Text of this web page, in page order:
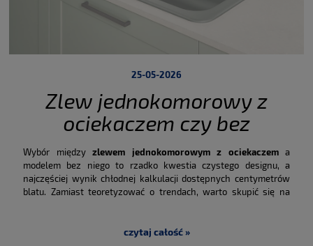
Zlew jednokomorowy z
ociekaczem czy bez
ociekacza – który wybrać?
25-05-2026
Wybór międzyzlewem jednokomorowym z ociekaczema
modelem bez niego to rzadko kwestia czystego designu, a
najczęściej wynik chłodnej kalkulacji dostępnych centymetrów
blatu. Zamiast teoretyzować o trendach, warto skupić się na
schnące naczynia? Poniżej znajdziesz techniczne i użytkowe
czytaj całość »